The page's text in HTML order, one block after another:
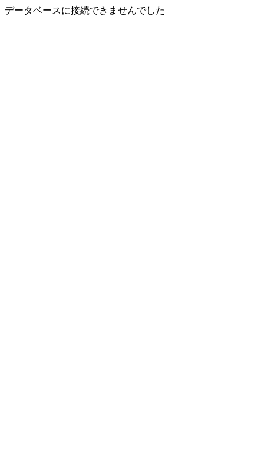
データベースに接続できませんでした